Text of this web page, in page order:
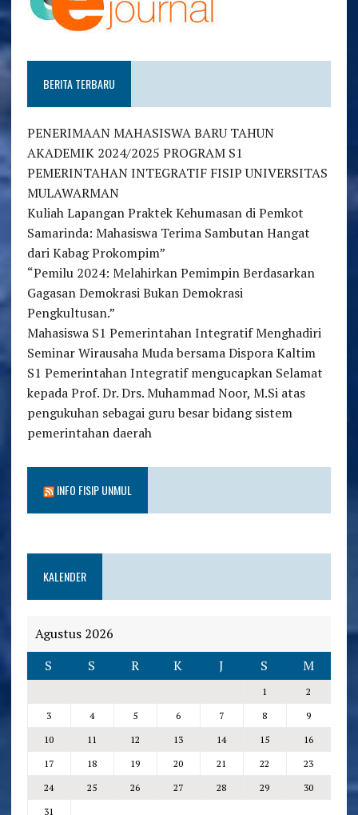
BERITA TERBARU
PENERIMAAN MAHASISWA BARU TAHUN
AKADEMIK 2024/2025 PROGRAM S1
PEMERINTAHAN INTEGRATIF FISIP UNIVERSITAS
MULAWARMAN
Kuliah Lapangan Praktek Kehumasan di Pemkot
Samarinda: Mahasiswa Terima Sambutan Hangat
dari Kabag Prokompim”
“Pemilu 2024: Melahirkan Pemimpin Berdasarkan
Gagasan Demokrasi Bukan Demokrasi
Pengkultusan.”
Mahasiswa S1 Pemerintahan Integratif Menghadiri
Seminar Wirausaha Muda bersama Dispora Kaltim
S1 Pemerintahan Integratif mengucapkan Selamat
kepada Prof. Dr. Drs. Muhammad Noor, M.Si atas
pengukuhan sebagai guru besar bidang sistem
pemerintahan daerah
INFO FISIP UNMUL
KALENDER
Agustus 2026
S
S R K J S M
1
2
3
4 5 6 7 8
9
10
11 12 13 14 15
16
17
18 19 20 21 22
23
24
25 26 27 28 29
30
31